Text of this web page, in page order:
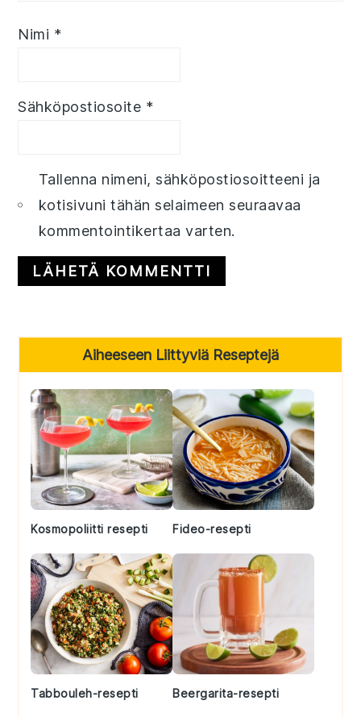
Nimi *
Sähköpostiosoite *
Tallenna nimeni, sähköpostiosoitteeni ja
kotisivuni tähän selaimeen seuraavaa
kommentointikertaa varten.
Primary
Sidebar
Aiheeseen Liittyviä Reseptejä
Kosmopoliitti resepti Fideo-resepti
Tabbouleh-resepti Beergarita-resepti